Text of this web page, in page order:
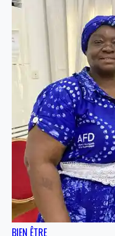
BIEN ÊTRE